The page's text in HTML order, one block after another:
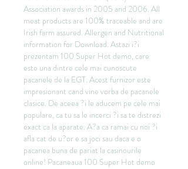
Association awards in 2005 and 2006. All
meat products are 100% traceable and are
Irish farm assured. Allergen and Nutritional
information for Download. Astazi i?i
prezentam 100 Super Hot demo, care
este una dintre cele mai cunoscute
pacanele de la EGT. Acest furnizor este
impresionant cand vine vorba de pacanele
clasice. De aceea ?i le aducem pe cele mai
populare, ca tu sa le incerci ?i sa te distrezi
exact ca la aparate. A?a ca ramai cu noi ?i
afla cat de u?or e sa joci sau daca e o
pacanea buna de pariat la casinourile
online! Pacaneaua 100 Super Hot demo